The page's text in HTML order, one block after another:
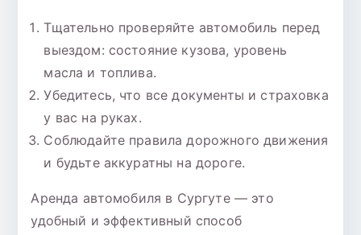
Тщательно проверяйте автомобиль перед
выездом: состояние кузова, уровень
масла и топлива.
Убедитесь, что все документы и страховка
у вас на руках.
Соблюдайте правила дорожного движения
и будьте аккуратны на дороге.
Аренда автомобиля в Сургуте — это
удобный и эффективный способ